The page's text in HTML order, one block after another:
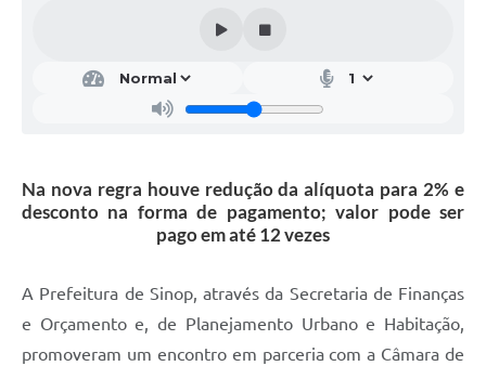
Na nova regra houve redução da alíquota para 2% e
desconto na forma de pagamento; valor pode ser
pago em até 12 vezes
A Prefeitura de Sinop, através da Secretaria de Finanças
e Orçamento e, de Planejamento Urbano e Habitação,
promoveram um encontro em parceria com a Câmara de